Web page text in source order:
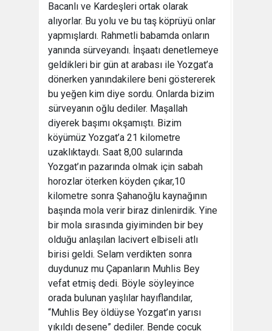
Bacanlı ve Kardeşleri ortak olarak
alıyorlar. Bu yolu ve bu taş köprüyü onlar
yapmışlardı. Rahmetli babamda onların
yanında sürveyandı. İnşaatı denetlemeye
geldikleri bir gün at arabası ile Yozgat’a
dönerken yanındakilere beni göstererek
bu yeğen kim diye sordu. Onlarda bizim
sürveyanın oğlu dediler. Maşallah
diyerek başımı okşamıştı. Bizim
köyümüz Yozgat’a 21 kilometre
uzaklıktaydı. Saat 8,00 sularında
Yozgat’ın pazarında olmak için sabah
horozlar öterken köyden çıkar,10
kilometre sonra Şahanoğlu kaynağının
başında mola verir biraz dinlenirdik. Yine
bir mola sırasında giyiminden bir bey
olduğu anlaşılan lacivert elbiseli atlı
birisi geldi. Selam verdikten sonra
duydunuz mu Çapanların Muhlis Bey
vefat etmiş dedi. Böyle söyleyince
orada bulunan yaşlılar hayıflandılar,
“Muhlis Bey öldüyse Yozgat’ın yarısı
yıkıldı desene” dediler. Bende çocuk